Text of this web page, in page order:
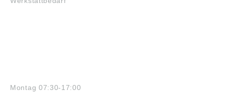
Montag 07:30-17:00